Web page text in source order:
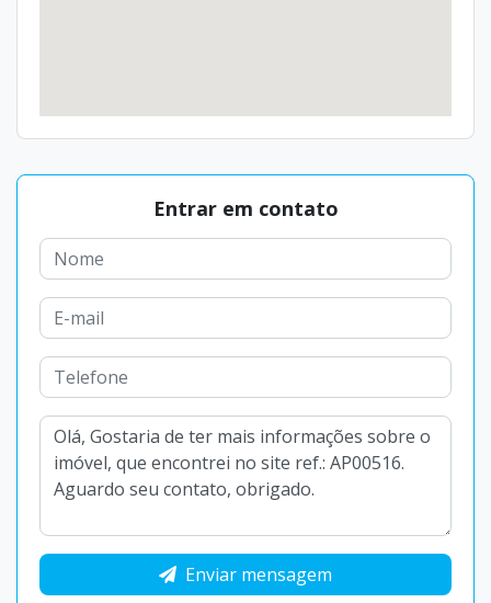
Entrar em contato
Enviar mensagem